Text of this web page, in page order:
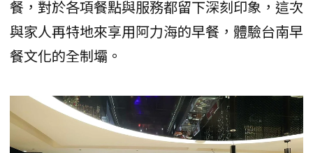
餐，對於各項餐點與服務都留下深刻印象，這次
與家人再特地來享用阿力海的早餐，體驗台南早
餐文化的全制壩。